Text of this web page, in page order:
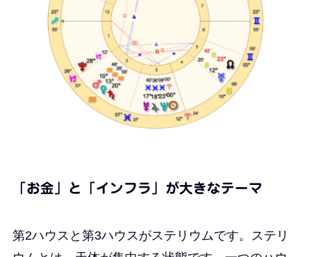
「お金」と「インフラ」が大きなテーマ
第2ハウスと第3ハウスがステリウムです。ステリ